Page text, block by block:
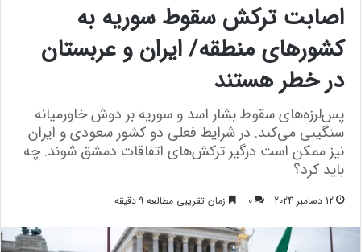
اصابت ترکش سقوط سوریه به
کشورهای منطقه/ ایران و عربستان
در خطر هستند
پس‌لرزه‌های سقوط بشار اسد و سوریه بر دوش خاورمیانه
سنگینی می‌کند. در شرایط فعلی دو کشور سعودی و ایران
نیز ممکن است درگیر ترکش‌های اتفاقات دمشق شوند. چه
باید کرد؟
12 دسامبر 2024 0 زمان تقریبی مطالعه 9 دقیقه